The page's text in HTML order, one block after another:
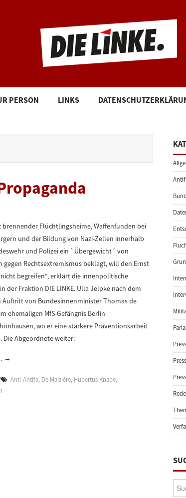
PERSON LINKS
brennender Flüchtlingsheime, Waffenfunden bei
und der Bildung von Nazi-Zellen innerhalb
und Polizei ein `Übergewicht´ von
gegen Rechtsextremismus beklagt, will den Ernst
begreifen“, erklärt die innenpolitische
der Fraktion DIE LINKE. Ulla Jelpke nach dem
Auftritt von Bundesinnenminister Thomas de
ehemaligen MfS-Gefängnis Berlin-
wo er eine stärkere Präventionsarbeit
Abgeordnete weiter:
→
Anti-Antifa, De Maizière, Hubertus Knabe,